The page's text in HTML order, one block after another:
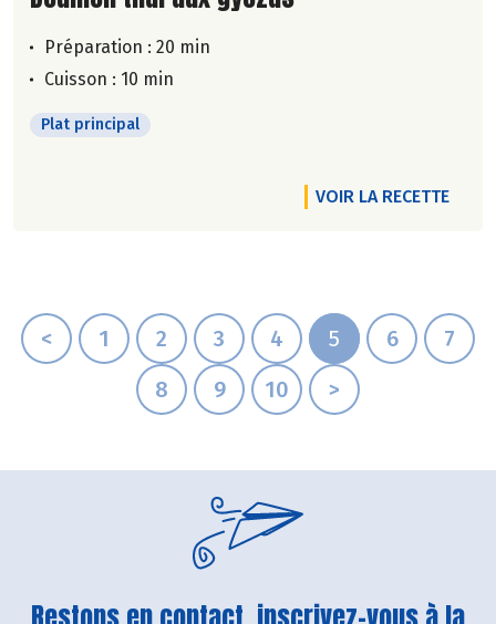
Préparation : 20 min
Cuisson : 10 min
Plat principal
VOIR LA RECETTE
< 1 2 3 4 5 6
7
8
9 10 >